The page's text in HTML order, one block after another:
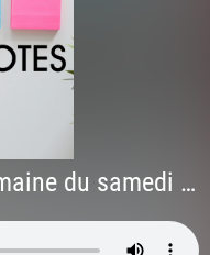
2ème Bloc-notes de la semaine du samedi 16 mai 2026